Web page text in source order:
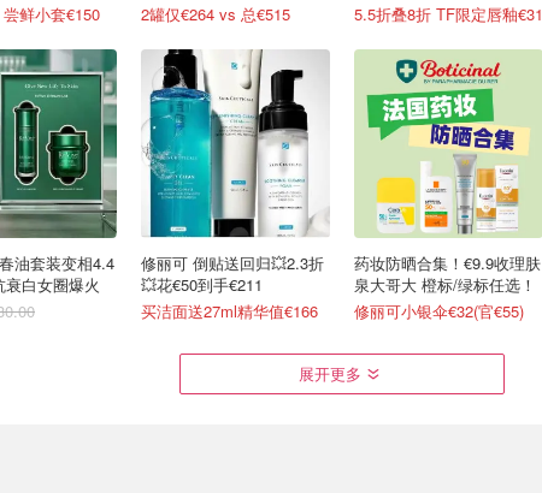
鲜小套€150
油套装变相4.4
白女圈爆火
2罐仅€264 vs 总€515
修丽可 倒贴送回归💥2.3折
💥花€50到手€211
买洁面送27ml精华值€166
5.5折叠8折 TF限定唇釉€31
药妆防晒合集！€9.9收理肤
泉大哥大 橙标/绿标任选！
修丽可小银伞€32(官€55)
展开更多